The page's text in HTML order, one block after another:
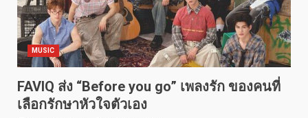
MUSIC
FAVIQ ส่ง “Before you go” เพลงรัก ของคนที่
เลือกรักษาหัวใจตัวเอง